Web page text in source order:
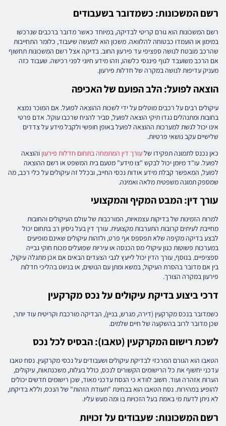
רשם המשכונות: כשמדובר בשעבודים
רשם המשכונות הוא גורם קריטי לבדיקה, במיוחד כאשר מדובר ברכבים שנרכשו
במימון או הועמדו כבטוחה להלוואה. משכון הוא למעשה שיעבוד, כלומר התחייבות
שהרכב מובטח לנושה ספציפי עד פירעון החוב. בדיקה אצל רשם המשכונות תחשוף
אם הרכב משועבד לגוף פיננסי כלשהו, וזהו מידע חיוני לפני רכישה. שעבוד כזה
מעניק עדיפות לנושה במקרה של חדלות פירעון.
הוצאה לפועל: הלב הפועם של האכיפה
עיקולים רבים על רכבים מוטלים על ידי לשכות ההוצאה לפועל. אם המוכר נמצא
בחובות ומתנהלים נגדו תיקי הוצאה לפועל, סביר להניח שרכבו עוקל. אדם פרטי
אינו יכול לגשת למערכות ההוצאה לפועל באופן חופשי ולקבל מידע על צדדים
שלישיים עקב נושאי פרטיות.
כאן נכנס לתמונה תפקידו שלעורך דין המתמחה בתחום חדלות פירעון והוצאה
לפועל. עו"ד מיומן יכול לבקש "צו מידע" מטעם בית המשפט או רשם ההוצאה
לפועל, המאפשר קבלת מידע אודות נכסי החייב, ובכלל זה עיקולים על כלי רכב, מה
שמספק תמונה משפטית מלאה ואמינה.
עורך דין: המבט המקיף והמקצועי
למרות הזמינות של בדיקות עצמאיות, המורכבות של עולם העיקולים והחובות
מחייבת לעיתים קרובות התערבות מקצועית. עורך דין בעל ניסיון רב בתחום יכול
לבצע בדיקה מקיפה שלא תפספס אף פרט, ולזהות עיקולים שאינם מופיעים
במערכות פשוטות כגון עיקולי מס הכנסה או עיריות שפועלים מכוח חוקי גבייה
ספציפיים. בנוסף, עורך הדין יכול לייעץ לגבי הצעדים הבאים אם אכן מתגלה עיקול,
בין אם מדובר בהסרת העיקול, במשא ומתן עם הנושים, או בניווט בהליכי חדלות
פירעון במקרה הצורך.
דרכי ביצוע בדיקת עיקולים על נכס מקרקעין
כשמדובר בנכס מקרקעין (דירה, מגרש, בניין), הבדיקה מורכבת וקריטית עוד יותר,
שכן מדובר לרוב בהשקעה של חיים שלמים.
לשכת רישום המקרקעין (טאבו): הבסיס לכל נכס
הטאבו הוא הגורם המרכזי לבדיקת עיקולים ושעבודים על נכסי מקרקעין. נסח טאבו
עדכני יחשוף את כל הרישומים הקשורים לנכס, כולל בעלות, משכנתאות, עיקולים,
הערות אזהרה ועוד. חשוב לוודא כי הנסח עדכני מאוד, שכן רישומים חדשים יכולים
להופיע במהירות. נסח הטאבו הוא בבחינת "תעודת הזהות" של הנכס, וללא בדיקתו,
לא ניתן לדעת מי באמת בעל הזכויות בו ומה מעש עליו.
רשם המשכונות: שעבודים על זכויות